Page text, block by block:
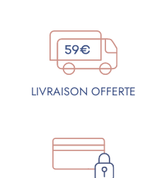
LIVRAISON OFFERTE